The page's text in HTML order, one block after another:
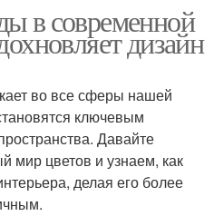
в современной
дизайн
во все сферы нашей
ключевым
Давайте
мир цветов и узнаем, как
делая его более